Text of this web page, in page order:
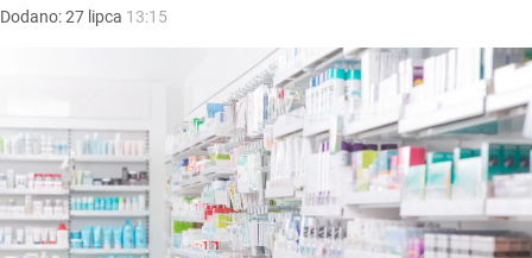
Dodano:27 lipca 13:15